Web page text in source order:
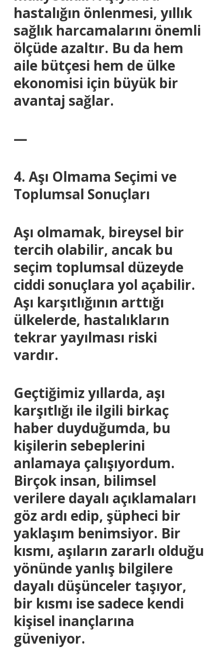
hastalığın önlenmesi, yıllık
sağlık harcamalarını önemli
ölçüde azaltır. Bu da hem
aile bütçesi hem de ülke
ekonomisi için büyük bir
avantaj sağlar.
—
4. Aşı Olmama Seçimi ve
Toplumsal Sonuçları
Aşı olmamak, bireysel bir
tercih olabilir, ancak bu
seçim toplumsal düzeyde
ciddi sonuçlara yol açabilir.
Aşı karşıtlığının arttığı
ülkelerde, hastalıkların
tekrar yayılması riski
vardır.
Geçtiğimiz yıllarda, aşı
karşıtlığı ile ilgili birkaç
haber duyduğumda, bu
kişilerin sebeplerini
anlamaya çalışıyordum.
Birçok insan, bilimsel
verilere dayalı açıklamaları
göz ardı edip, şüpheci bir
yaklaşım benimsiyor. Bir
kısmı, aşıların zararlı olduğu
yönünde yanlış bilgilere
dayalı düşünceler taşıyor,
bir kısmı ise sadece kendi
kişisel inançlarına
güveniyor.